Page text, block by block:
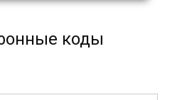
коды